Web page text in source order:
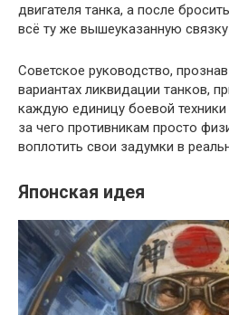
двигателя танка, а после
всё ту же вышеуказанную связку
Советское руководство,
вариантах ликвидации танков,
каждую единицу боевой техники
за чего противникам просто
воплотить свои задумки в
Японская идея